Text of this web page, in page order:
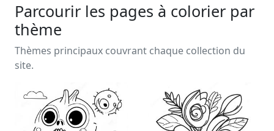
Parcourir les pages à colorier par
thème
Thèmes principaux couvrant chaque collection du
site.